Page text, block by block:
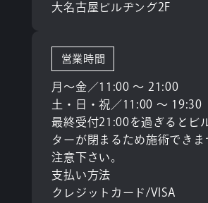
大名古屋ビルヂング2F
営業時間
月〜金／11:00 〜 21:00
土・日・祝／11:00 〜 19:30
最終受付21:00を過ぎるとビ
ターが閉まるため施術できま
注意下さい。
支払い方法
クレジットカード/VISA